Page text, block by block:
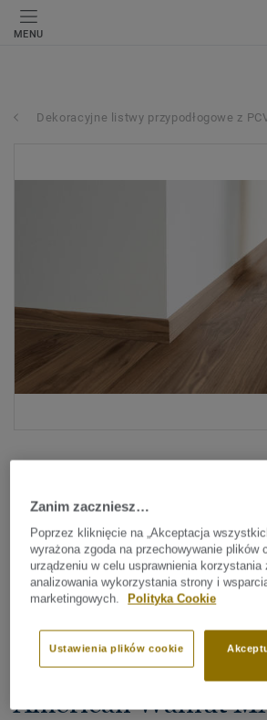
MENU
Dekoracyjne listwy przypodłogowe z
Sprawdź
Dekoracyjne listwy
przypodłogowe z
American Walnut
Zanim zaczniesz…
Poprzez kliknięcie na „Akceptacja
wyrażona zgoda na przechowywanie plików
urządzeniu w celu usprawnienia korzystania
analizowania wykorzystania strony i
marketingowych.
Polityka Cookie
Ustawienia plików cookie